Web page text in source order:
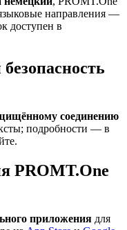
направления —
доступен в
соединению
подробности — в
PROMT.One
приложения для